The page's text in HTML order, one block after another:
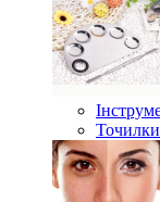
Точилки